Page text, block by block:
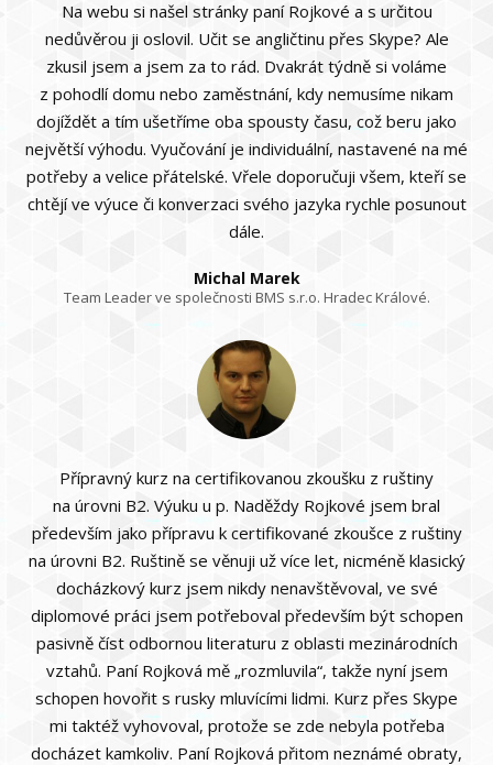
Na webu si našel stránky paní Rojkové a s určitou
nedůvěrou ji oslovil. Učit se angličtinu přes Skype? Ale
zkusil jsem a jsem za to rád. Dvakrát týdně si voláme
z pohodlí domu nebo zaměstnání, kdy nemusíme nikam
dojíždět a tím ušetříme oba spousty času, což beru jako
největší výhodu. Vyučování je individuální, nastavené na mé
potřeby a velice přátelské. Vřele doporučuji všem, kteří se
chtějí ve výuce či konverzaci svého jazyka rychle posunout
dále.
Michal Marek
Team Leader ve společnosti BMS s.r.o. Hradec Králové.
Přípravný kurz na certifikovanou zkoušku z ruštiny
na úrovni B2. Výuku u p. Naděždy Rojkové jsem bral
především jako přípravu k certifikované zkoušce z ruštiny
na úrovni B2. Ruštině se věnuji už více let, nicméně klasický
docházkový kurz jsem nikdy nenavštěvoval, ve své
diplomové práci jsem potřeboval především být schopen
pasivně číst odbornou literaturu z oblasti mezinárodních
vztahů. Paní Rojková mě „rozmluvila“, takže nyní jsem
schopen hovořit s rusky mluvícími lidmi. Kurz přes Skype
mi taktéž vyhovoval, protože se zde nebyla potřeba
docházet kamkoliv. Paní Rojková přitom neznámé obraty,